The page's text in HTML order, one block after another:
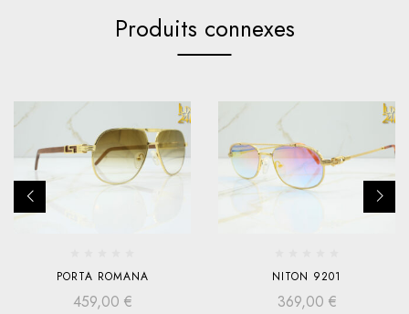
Produits connexes
PORTA ROMANA
459,00 €
NITON 9201
369,00 €